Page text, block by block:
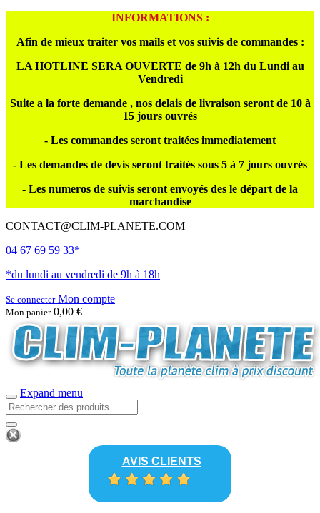
INFORMATIONS :
Afin de mieux traiter vos mails et vos suivis de commandes :
LA HOTLINE SERA OUVERTE de 9h à 12h du Lundi au
Vendredi
Suite a la forte demande , nos delais de livraison seront de 10 à
15 jours ouvrés
- Les commandes seront traitées immediatement
- Les demandes de devis seront traités sous 5 à 7 jours ouvrés
- Les numeros de suivis seront envoyés des le départ de la
marchandise
CONTACT@CLIM-PLANETE.COM
04 67 69 59 33*
*du lundi au vendredi de 9h à 18h
Se connecterMon compte
Mon panier 0,00 €
Expand menu
AVIS CLIENTS